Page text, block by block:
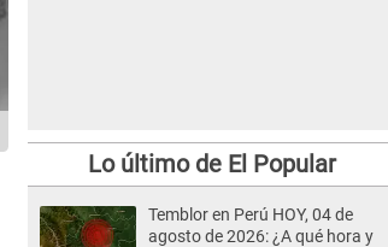
Lo último de El Popular
Temblor en Perú HOY, 04 de
agosto de 2026: ¿A qué hora y